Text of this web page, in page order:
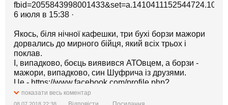
6 июля в 15:38 ·
Якось, біля нічної кафешки, три бухі борзи мажори
дорвались до мирного бійця, який всіх трьох і
поклав.
І, випадково, боєць виявився АТОвцем, а борзи -
мажори, випадково, син Шуфрича із друзями.
Це - https://www.facebook.com/profile.php?
id=100007362642300&fref=mentions Максим Подик ,
він і є той АТОвець. Пару місяців у копів не було до
показати весь коментар